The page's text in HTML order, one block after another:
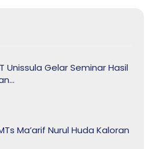
Unissula Gelar Seminar Hasil
Ma’arif Nurul Huda Kaloran